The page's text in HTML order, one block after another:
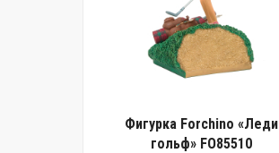
Фигурка Forchino «Леди
гольф» FO85510